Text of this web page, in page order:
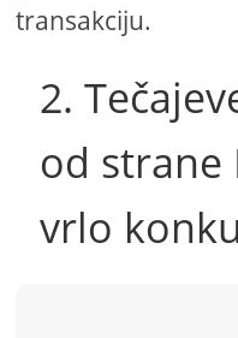
transakciju.
2.
od strane
vrlo